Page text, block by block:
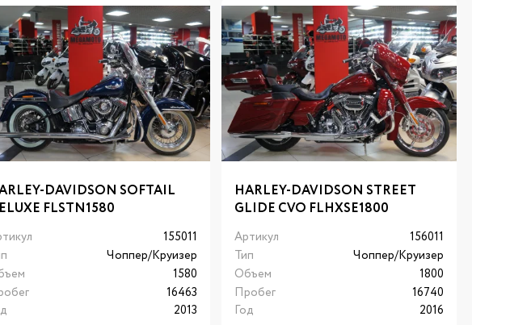
DAVIDSON SOFTAIL
FLSTN1580
155011
Чоппер/Круизер
1580
16463
2013
HARLEY-DAVIDSON STREET
GLIDE CVO FLHXSE1800
Артикул
156011
Тип
Чоппер/Круизер
Объем
1800
Пробег
16740
Год
2016